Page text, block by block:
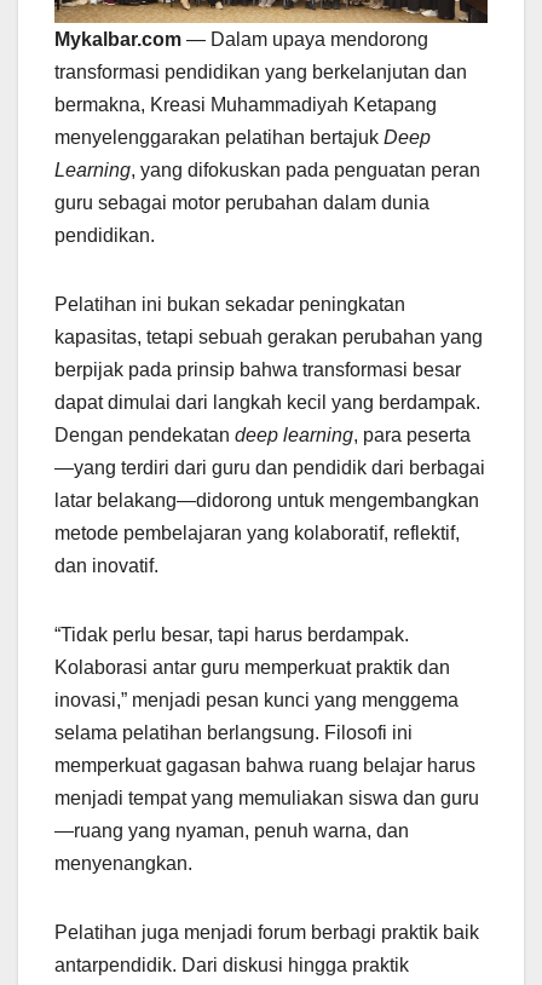
Mykalbar.com — Dalam upaya mendorong
transformasi pendidikan yang berkelanjutan dan
bermakna, Kreasi Muhammadiyah Ketapang
menyelenggarakan pelatihan bertajuk Deep
Learning, yang difokuskan pada penguatan peran
guru sebagai motor perubahan dalam dunia
pendidikan.
Pelatihan ini bukan sekadar peningkatan
kapasitas, tetapi sebuah gerakan perubahan yang
berpijak pada prinsip bahwa transformasi besar
dapat dimulai dari langkah kecil yang berdampak.
Dengan pendekatan deep learning, para peserta
—yang terdiri dari guru dan pendidik dari berbagai
latar belakang—didorong untuk mengembangkan
metode pembelajaran yang kolaboratif, reflektif,
dan inovatif.
“Tidak perlu besar, tapi harus berdampak.
Kolaborasi antar guru memperkuat praktik dan
inovasi,” menjadi pesan kunci yang menggema
selama pelatihan berlangsung. Filosofi ini
memperkuat gagasan bahwa ruang belajar harus
menjadi tempat yang memuliakan siswa dan guru
—ruang yang nyaman, penuh warna, dan
menyenangkan.
Pelatihan juga menjadi forum berbagi praktik baik
antarpendidik. Dari diskusi hingga praktik